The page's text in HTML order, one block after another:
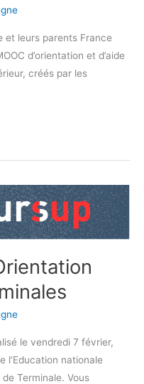
et leurs parents France
d’orientation et d’aide
créés par les
le vendredi 7 février,
l’Education nationale
Terminale. Vous